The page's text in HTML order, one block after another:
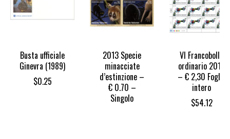
Busta ufficiale
Ginevra (1989)
$0.25
2013 Specie
minacciate
d’estinzione –
€ 0.70 –
Singolo
VI Francobollo
ordinario 2018
– € 2,30 Foglio
intero
$54.12